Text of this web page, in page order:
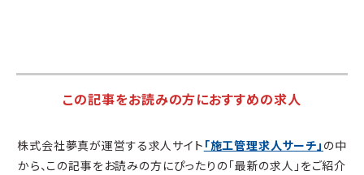
この記事をお読みの方におすすめの求人
株式会社夢真が運営する求人サイト 「施工管理求人サーチ」 の中
から、この記事をお読みの方にぴったりの「最新の求人」をご紹介